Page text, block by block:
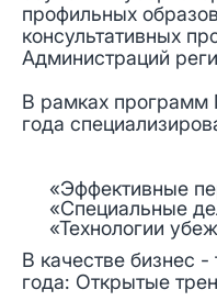
профильных
консультативных
Администраций
В рамках программ
года
«Эффективные
«Специальные
«Технологии
В качестве бизнес -
года: Открытые